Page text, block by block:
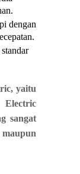
dengan
yaitu
Electric
sangat